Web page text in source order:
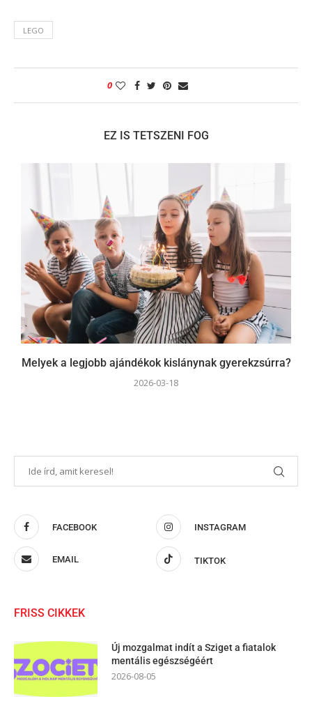
LEGO
0
EZ IS TETSZENI FOG
Melyek a legjobb ajándékok kislánynak gyerekzsúrra?
2026-03-18
FACEBOOK INSTAGRAM
EMAIL TIKTOK
FRISS CIKKEK
Új mozgalmat indít a Sziget a fiatalok
mentális egészségéért
2026-08-05